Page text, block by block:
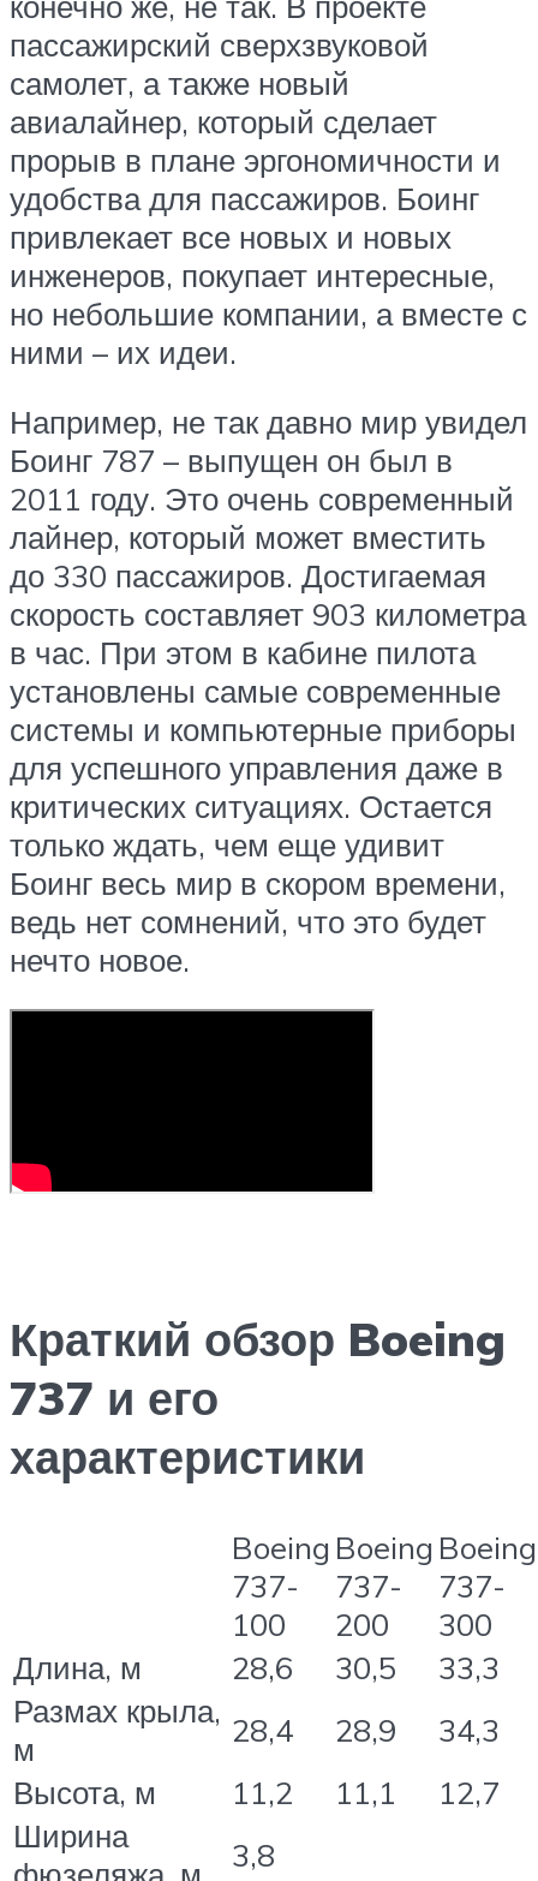
пассажирский сверхзвуковой
самолет, а также новый
авиалайнер, который сделает
прорыв в плане эргономичности и
удобства для пассажиров. Боинг
привлекает все новых и новых
инженеров, покупает интересные,
но небольшие компании, а вместе с
ними – их идеи.
Например, не так давно мир увидел
Боинг 787 – выпущен он был в
2011 году. Это очень современный
лайнер, который может вместить
до 330 пассажиров. Достигаемая
скорость составляет 903 километра
в час. При этом в кабине пилота
установлены самые современные
системы и компьютерные приборы
для успешного управления даже в
критических ситуациях. Остается
только ждать, чем еще удивит
Боинг весь мир в скором времени,
ведь нет сомнений, что это будет
нечто новое.
Краткий обзор Boeing
737 и его
характеристики
Boeing
737-
100
Boeing
737-
200
Boeing
737-
300
Длина, м
28,6 30,5
33,3
Размах крыла,
м
28,4 28,9
34,3
Высота, м
11,2 11,1
12,7
Ширина
3,8